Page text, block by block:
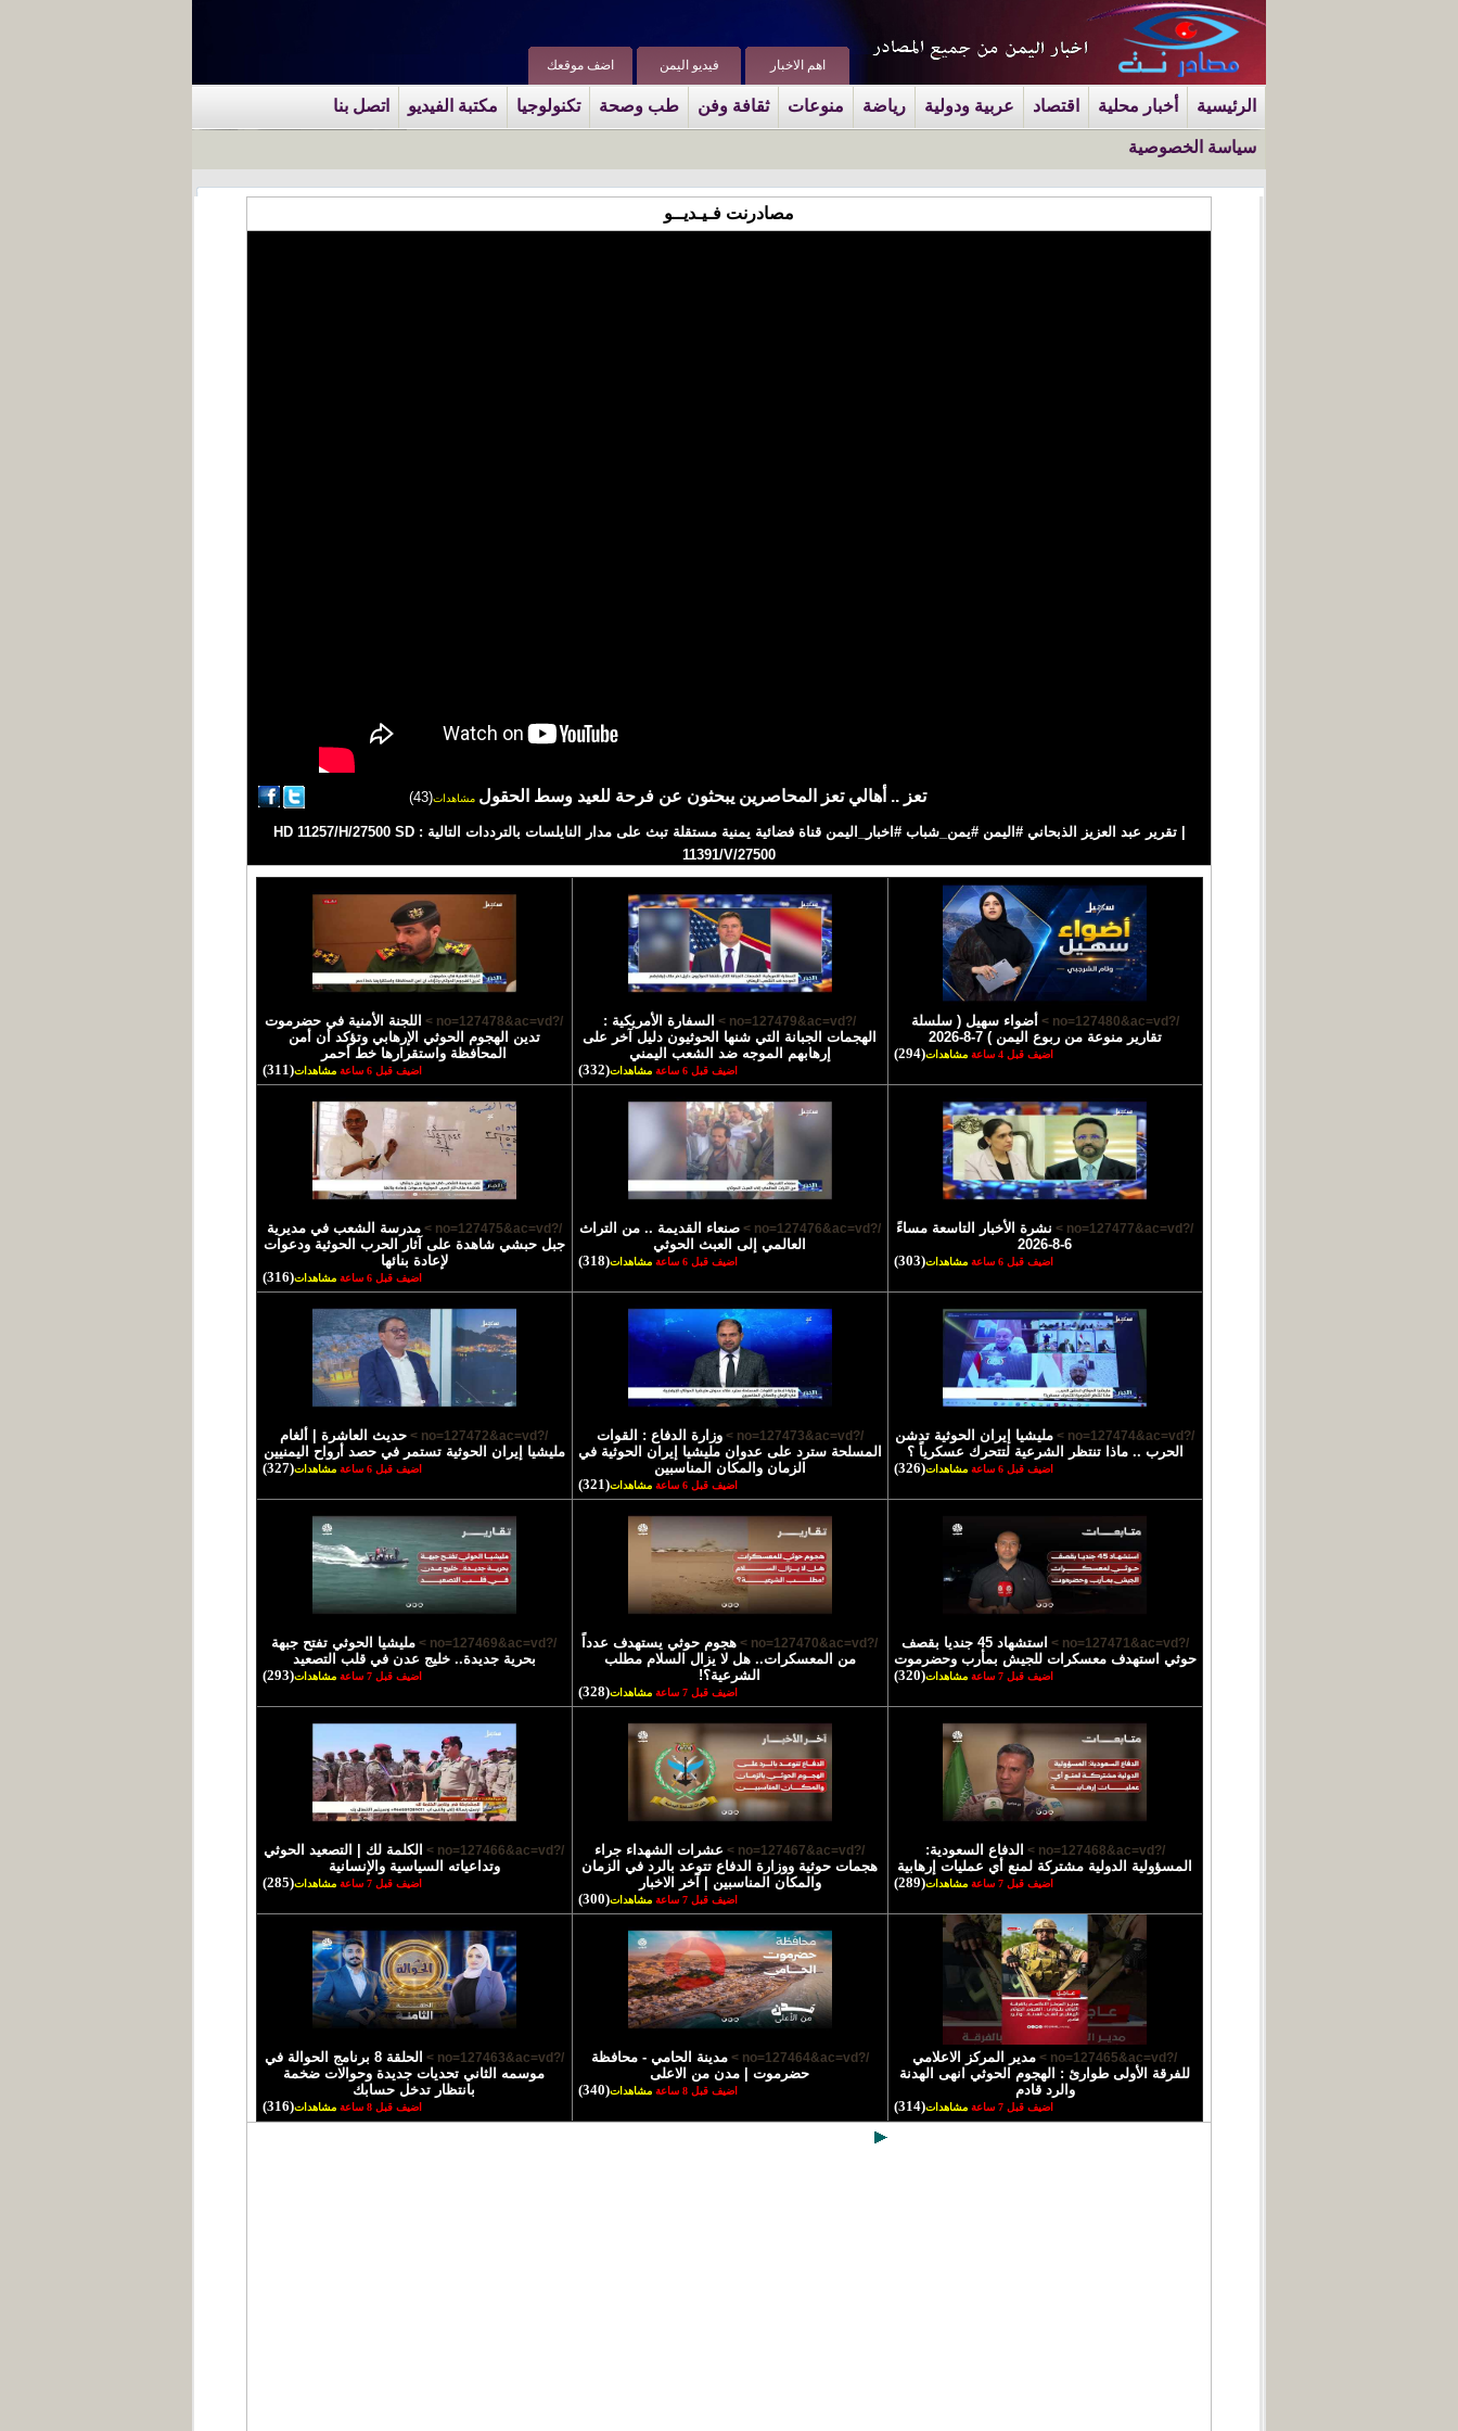
اضف موقعك فيديو اليمن اهم الاخبار
الرئيسية أخبار محلية اقتصاد عربية ودولية رياضة منوعات ثقافة وفن طب وصحة تكنولوجيا مكتبة الفيديو اتصل بنا
سياسة الخصوصية
مصادرنت فـيـديــو
تعز .. أهالي تعز المحاصرين يبحثون عن فرحة للعيد وسط الحقول مشاهدات(43)
| تقرير عبد العزيز الذبحاني #اليمن #يمن_شباب #اخبار_اليمن قناة فضائية يمنية مستقلة تبث على مدار النايلسات بالترددات التالية : HD 11257/H/27500 SD
11391/V/27500
/?no=127480&ac=vd >
أضواء سهيل ( سلسلة
تقارير منوعة من ربوع اليمن ) 7-8-2026
اضيف قبل 4 ساعة مشاهدات(294)
/?no=127479&ac=vd >
السفارة الأمريكية :
الهجمات الجبانة التي شنها الحوثيون دليل آخر على
إرهابهم الموجه ضد الشعب اليمني
اضيف قبل 6 ساعة مشاهدات(332)
/?no=127478&ac=vd >
اللجنة الأمنية في حضرموت
تدين الهجوم الحوثي الإرهابي وتؤكد أن أمن
المحافظة واستقرارها خط أحمر
اضيف قبل 6 ساعة مشاهدات(311)
/?no=127477&ac=vd >
نشرة الأخبار التاسعة مساءً
6-8-2026
اضيف قبل 6 ساعة مشاهدات(303)
/?no=127476&ac=vd >
صنعاء القديمة .. من التراث
العالمي إلى العبث الحوثي
اضيف قبل 6 ساعة مشاهدات(318)
/?no=127475&ac=vd >
مدرسة الشعب في مديرية
جبل حبشي شاهدة على آثار الحرب الحوثية ودعوات
لإعادة بنائها
اضيف قبل 6 ساعة مشاهدات(316)
/?no=127474&ac=vd >
مليشيا إيران الحوثية تدشن
الحرب .. ماذا تنتظر الشرعية لتتحرك عسكرياً ؟
اضيف قبل 6 ساعة مشاهدات(326)
/?no=127473&ac=vd >
وزارة الدفاع : القوات
المسلحة سترد على عدوان مليشيا إيران الحوثية في
الزمان والمكان المناسبين
اضيف قبل 6 ساعة مشاهدات(321)
/?no=127472&ac=vd >
حديث العاشرة | ألغام
مليشيا إيران الحوثية تستمر في حصد أرواح اليمنيين
اضيف قبل 6 ساعة مشاهدات(327)
/?no=127471&ac=vd >
استشهاد 45 جنديا بقصف
حوثي استهدف معسكرات للجيش بمأرب وحضرموت
اضيف قبل 7 ساعة مشاهدات(320)
/?no=127470&ac=vd >
هجوم حوثي يستهدف عدداً
من المعسكرات.. هل لا يزال السلام مطلب
الشرعية؟!
اضيف قبل 7 ساعة مشاهدات(328)
/?no=127469&ac=vd >
مليشيا الحوثي تفتح جبهة
بحرية جديدة.. خليج عدن في قلب التصعيد
اضيف قبل 7 ساعة مشاهدات(293)
/?no=127468&ac=vd >
الدفاع السعودية:
المسؤولية الدولية مشتركة لمنع أي عمليات إرهابية
اضيف قبل 7 ساعة مشاهدات(289)
/?no=127467&ac=vd >
عشرات الشهداء جراء
هجمات حوثية ووزارة الدفاع تتوعد بالرد في الزمان
والمكان المناسبين | آخر الاخبار
اضيف قبل 7 ساعة مشاهدات(300)
/?no=127466&ac=vd >
الكلمة لك | التصعيد الحوثي
وتداعياته السياسية والإنسانية
اضيف قبل 7 ساعة مشاهدات(285)
/?no=127465&ac=vd >
مدير المركز الاعلامي
للفرقة الأولى طوارئ : الهجوم الحوثي انهى الهدنة
والرد قادم
اضيف قبل 7 ساعة مشاهدات(314)
/?no=127464&ac=vd >
مدينة الحامي - محافظة
حضرموت | مدن من الاعلى
اضيف قبل 8 ساعة مشاهدات(340)
/?no=127463&ac=vd >
الحلقة 8 برنامج الحوالة في
موسمه الثاني تحديات جديدة وحوالات ضخمة
بانتظار تدخل حسابك
اضيف قبل 8 ساعة مشاهدات(316)